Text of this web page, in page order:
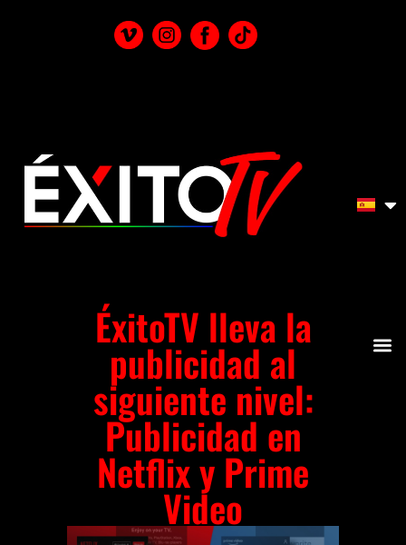
ÉxitoTV lleva la
publicidad al
siguiente nivel:
Publicidad en
Netflix y Prime
Video